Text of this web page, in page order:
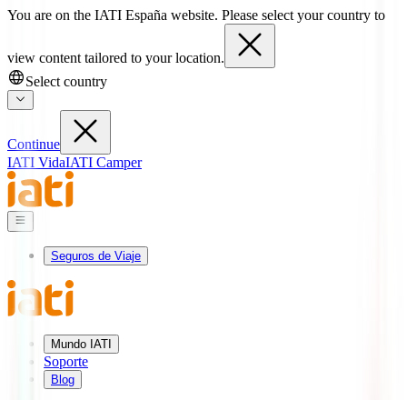
You are on the IATI España website. Please select your country to
view content tailored to your location.
Select country
Continue
IATI VidaIATI Camper
Seguros de Viaje
Mundo IATI
Soporte
Blog